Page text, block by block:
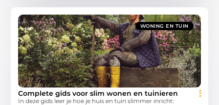
WONING EN TUIN
Complete gids voor slim wonen en tuinieren
In deze gids leer je hoe je huis en tuin slimmer inricht: